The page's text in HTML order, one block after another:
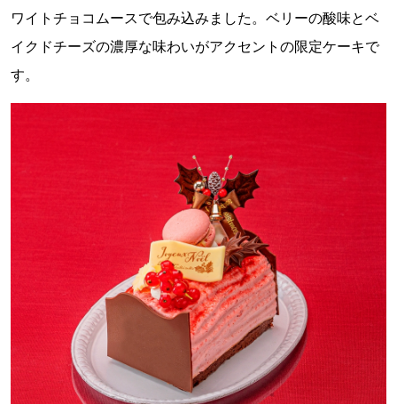
ワイトチョコムースで包み込みました。ベリーの酸味とベ
イクドチーズの濃厚な味わいがアクセントの限定ケーキで
す。